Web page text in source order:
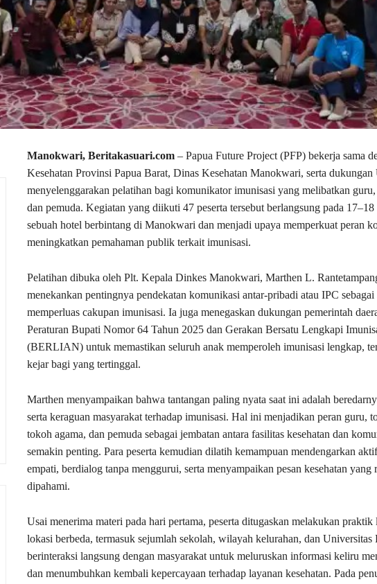
Manokwari, Beritakasuari.com– Papua Future Project (PFP) bekerja sama
Kesehatan Provinsi Papua Barat, Dinas Kesehatan Manokwari, serta
menyelenggarakan pelatihan bagi komunikator imunisasi yang melibatkan
dan pemuda. Kegiatan yang diikuti 47 peserta tersebut berlangsung pada
sebuah hotel berbintang di Manokwari dan menjadi upaya memperkuat peran
meningkatkan pemahaman publik terkait imunisasi.
Pelatihan dibuka oleh Plt. Kepala Dinkes Manokwari, Marthen L.
menekankan pentingnya pendekatan komunikasi antar-pribadi atau IPC sebagai
memperluas cakupan imunisasi. Ia juga menegaskan dukungan pemerintah
Peraturan Bupati Nomor 64 Tahun 2025 dan Gerakan Bersatu Lengkapi
(BERLIAN) untuk memastikan seluruh anak memperoleh imunisasi lengkap,
kejar bagi yang tertinggal.
Marthen menyampaikan bahwa tantangan paling nyata saat ini adalah
serta keraguan masyarakat terhadap imunisasi. Hal ini menjadikan peran guru,
tokoh agama, dan pemuda sebagai jembatan antara fasilitas kesehatan dan
semakin penting. Para peserta kemudian dilatih kemampuan mendengarkan
empati, berdialog tanpa menggurui, serta menyampaikan pesan kesehatan yang
dipahami.
Usai menerima materi pada hari pertama, peserta ditugaskan melakukan praktik
lokasi berbeda, termasuk sejumlah sekolah, wilayah kelurahan, dan Universitas
berinteraksi langsung dengan masyarakat untuk meluruskan informasi keliru
dan menumbuhkan kembali kepercayaan terhadap layanan kesehatan. Pada